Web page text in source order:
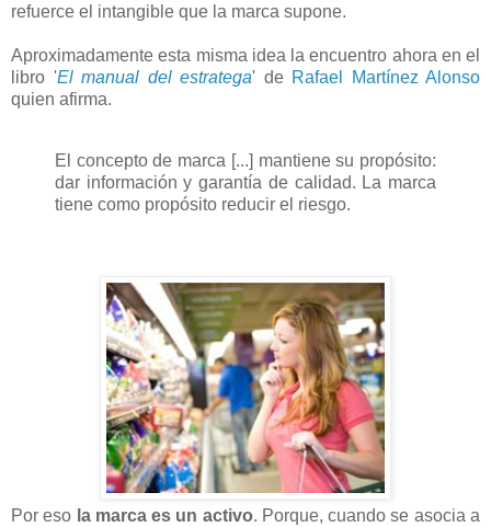
refuerce el intangible que la marca supone.
Aproximadamente esta misma idea la encuentro ahora en el
libro 'El manual del estratega' de Rafael Martínez Alonso
quien afirma.
El concepto de marca [...] mantiene su propósito:
dar información y garantía de calidad. La marca
tiene como propósito reducir el riesgo.
Por eso la marca es un activo. Porque, cuando se asocia a